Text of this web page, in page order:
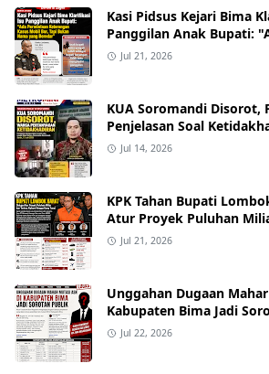
Kasi Pidsus Kejari Bima
Panggilan Anak Bupati:
Keterangan Kasus Mobil
Jul 21, 2026
KUA Soromandi Disorot,
Penjelasan Soal
pada Akad Nikah Mualaf
Jul 14, 2026
KPK Tahan Bupati
Atur Proyek Puluhan
Alphard hingga Uang
Jul 21, 2026
Unggahan Dugaan
Kabupaten Bima Jadi
Jul 22, 2026